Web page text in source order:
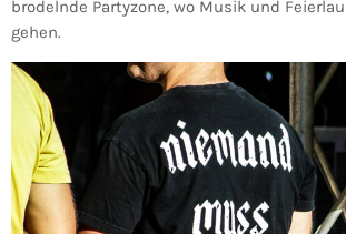
brodelnde Partyzone, wo Musik und
gehen.